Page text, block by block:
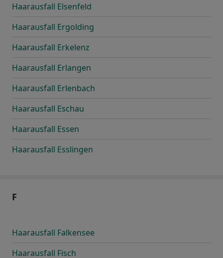
Haarausfall Elsenfeld
Haarausfall Ergolding
Haarausfall Erkelenz
Haarausfall Erlangen
Haarausfall Erlenbach
Haarausfall Eschau
Haarausfall Essen
Haarausfall Esslingen
F
Haarausfall Falkensee
Haarausfall Fisch